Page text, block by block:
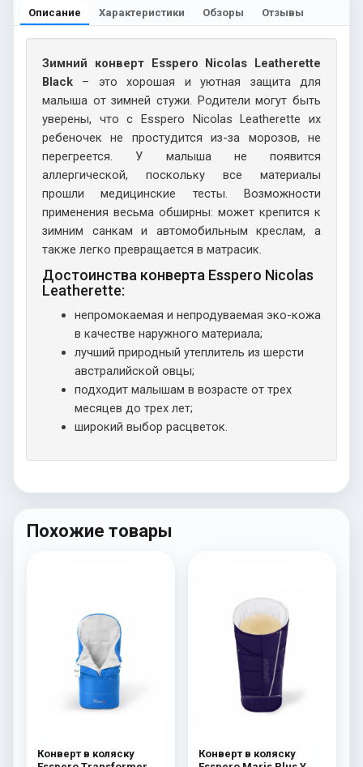
Описание Характеристики Обзоры Отзывы
Зимний конверт Esspero Nicolas Leatherette
Black – это хорошая и уютная защита для
малыша от зимней стужи. Родители могут быть
уверены, что с Esspero Nicolas Leatherette их
ребеночек не простудится из-за морозов, не
перегреется. У малыша не появится
аллергической, поскольку все материалы
прошли медицинские тесты. Возможности
применения весьма обширны: может крепится к
зимним санкам и автомобильным креслам, а
также легко превращается в матрасик.
Достоинства конверта Esspero Nicolas
Leatherette:
непромокаемая и непродуваемая эко-кожа
в качестве наружного материала;
лучший природный утеплитель из шерсти
австралийской овцы;
подходит малышам в возрасте от трех
месяцев до трех лет;
широкий выбор расцветок.
Похожие товары
Конверт в коляску
Конверт в коляску